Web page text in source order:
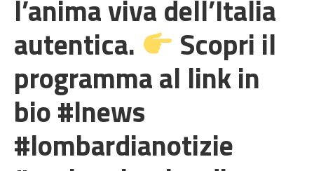
l’anima viva dell’Italia
autentica. Scopri il
programma al link in
bio #lnews
#lombardianotizie